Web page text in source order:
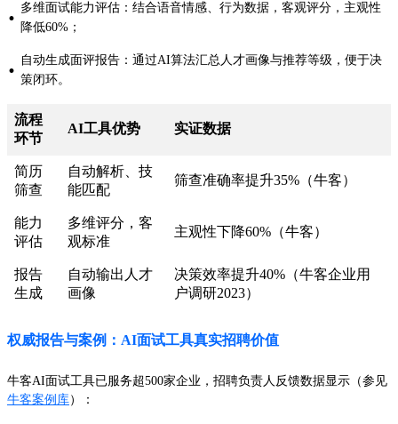
· 多维面试能力评估：结合语音情感、行为数据，客观评分，主观性
降低60%；
· 自动生成面评报告：通过AI算法汇总人才画像与推荐等级，便于决
策闭环。
流程
环节
AI工具优势 实证数据
简历
筛查
自动解析、技
能匹配
筛查准确率提升35%（牛客）
能力
评估
多维评分，客
观标准
主观性下降60%（牛客）
报告
生成
自动输出人才
画像
决策效率提升40%（牛客企业用
户调研2023）
权威报告与案例：AI面试工具真实招聘价值
牛客AI面试工具已服务超500家企业，招聘负责人反馈数据显示（参见
牛客案例库）：